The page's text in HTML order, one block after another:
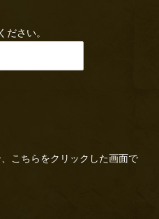
ださい。
こちらをクリックした画面で